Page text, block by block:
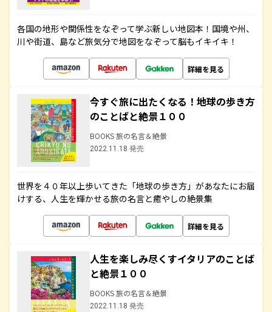
各国の地形や関係性をなぞって学ぶ新しい地図本！国境や州、
川や街道、島など旅気分で地図をなぞって脳もイキイキ！
詳細を見る
今すぐ旅に出たくなる！地球の歩き方
のことばと絶景１００
BOOKS 旅の名言＆絶景
2022.11.18 発売
世界を４０年以上歩いてきた「地球の歩き方」があなたにお届
けする、人生を輝かせる旅の名言と癒やしの絶景集
詳細を見る
人生を楽しみ尽くすイタリアのことば
と絶景１００
BOOKS 旅の名言＆絶景
2022.11.18 発売